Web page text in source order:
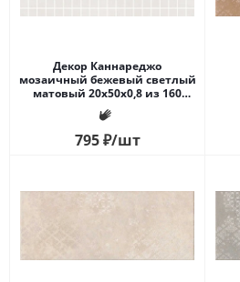
Декор Каннареджо
мозаичный бежевый светлый
матовый 20x50x0,8 из 160
частей 2,3х2,3
795₽/шт